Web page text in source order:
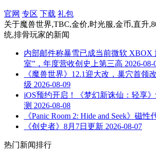
官网 专区 下载 礼包
关于魔兽世界,TBC,金价,时光服,金币,直升
统,排骨玩家的新闻
内部邮件称暴雪已成当前微软 XBOX
室”，年度营收创史上第三高 2026-08-
《魔兽世界》12.1迎大改，巢穴首领
级 2026-08-09
iOS预约开启！《梦幻新诛仙：轻享
测 2026-08-08
《Panic Room 2: Hide and Seek》磁性
《创史者》8月7日更新 2026-08-07
热门新闻排行